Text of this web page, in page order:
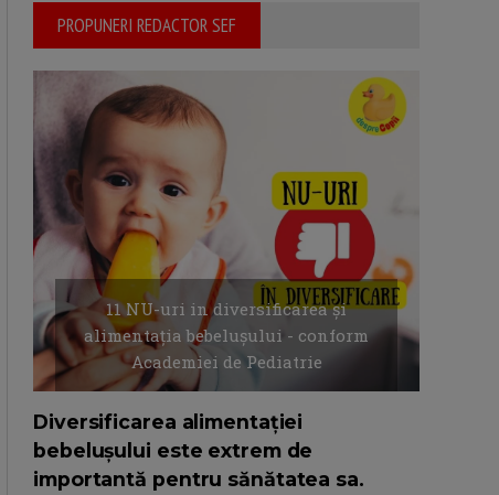
PROPUNERI REDACTOR SEF
11 NU-uri in diversificarea și
alimentația bebelușului - conform
Academiei de Pediatrie
Diversificarea alimentației
bebelușului este extrem de
importantă pentru sănătatea sa.